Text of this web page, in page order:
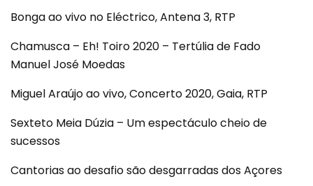
Bonga ao vivo no Eléctrico, Antena 3, RTP
Chamusca – Eh! Toiro 2020 – Tertúlia de Fado
Manuel José Moedas
Miguel Araújo ao vivo, Concerto 2020, Gaia, RTP
Sexteto Meia Dúzia – Um espectáculo cheio de
sucessos
Cantorias ao desafio são desgarradas dos Açores